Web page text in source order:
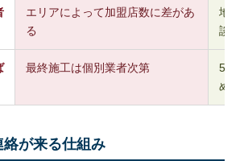
エリアによって加盟店数に差があ
る
地元
談し
最終施工は個別業者次第
5つ
める
が来る仕組み